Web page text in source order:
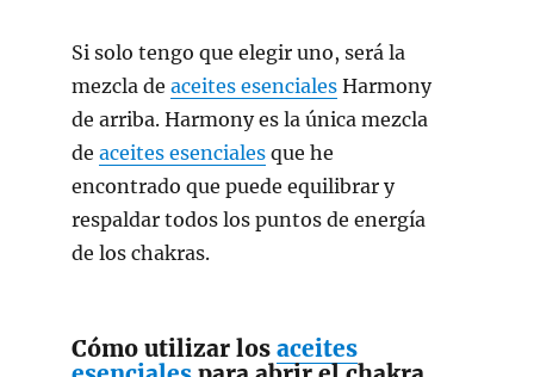
Si solo tengo que elegir uno, será la
mezcla de aceites esenciales Harmony
de arriba. Harmony es la única mezcla
de aceites esenciales que he
encontrado que puede equilibrar y
respaldar todos los puntos de energía
de los chakras.
Cómo utilizar los aceites